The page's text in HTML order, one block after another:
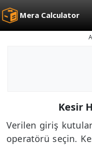
Mera Calculator
Kesir
Verilen giriş
operatörü seçin.